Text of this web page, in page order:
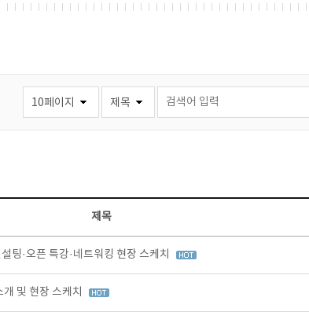
제목
팅·오픈 특강·네트워킹 현장 스케치
및 현장 스케치